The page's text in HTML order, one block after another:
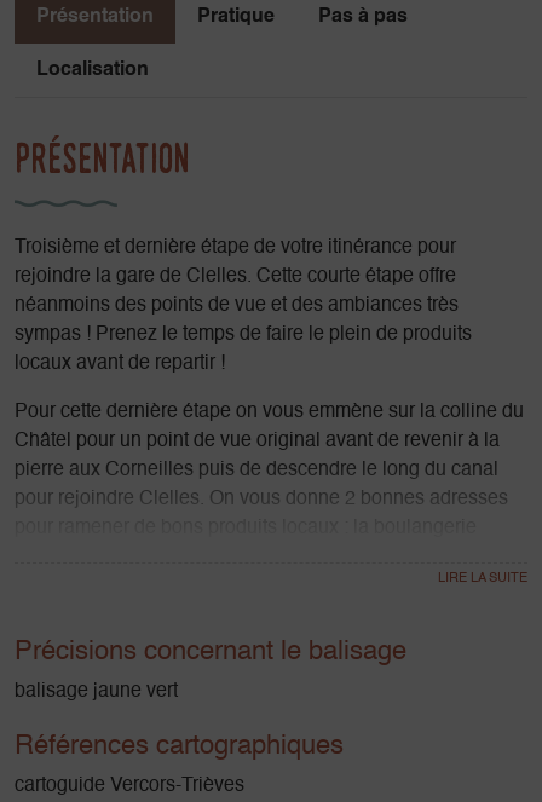
Présentation Pratique Pas à pas
Localisation
Présentation
Troisième et dernière étape de votre itinérance pour
rejoindre la gare de Clelles. Cette courte étape offre
néanmoins des points de vue et des ambiances très
sympas ! Prenez le temps de faire le plein de produits
locaux avant de repartir !
Pour cette dernière étape on vous emmène sur la colline du
Châtel pour un point de vue original avant de revenir à la
pierre aux Corneilles puis de descendre le long du canal
pour rejoindre Clelles. On vous donne 2 bonnes adresses
Précisions concernant le balisage
balisage jaune vert
Références cartographiques
cartoguide Vercors-Trièves